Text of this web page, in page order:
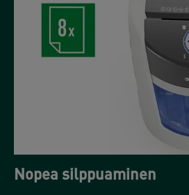
Nopea silppuaminen